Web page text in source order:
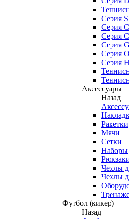
Серия
Серия
Серия
Серия
Серия
Серия
Аксессуары
Назад
Ракетки
Мячи
Сетки
Наборы
Рюкзаки
Чехлы
Чехлы
Футбол (кикер)
Назад